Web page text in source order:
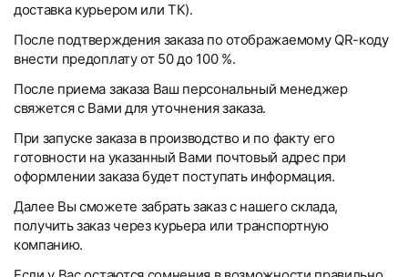
доставка курьером или ТК).
После подтверждения заказа по отображаемому QR-коду
внести предоплату от 50 до 100 %.
После приема заказа Ваш персональный менеджер
свяжется с Вами для уточнения заказа.
При запуске заказа в производство и по факту его
готовности на указанный Вами почтовый адрес при
оформлении заказа будет поступать информация.
Далее Вы сможете забрать заказ с нашего склада,
получить заказ через курьера или транспортную
компанию.